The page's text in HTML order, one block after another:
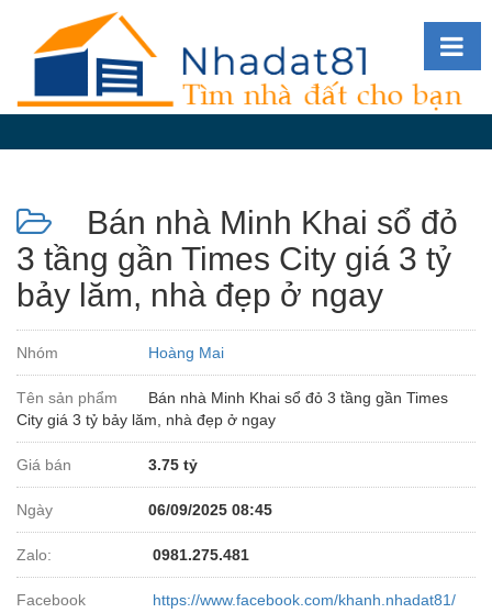
đàn
Giới
Tin
nhà
đất
videos
Tìm
kiếm
Đăng
nhập
Bán nhà Minh Khai sổ đỏ
3 tầng gần Times City giá 3 tỷ
bảy lăm, nhà đẹp ở ngay
Nhóm Hoàng Mai
Tên sản phẩm
Bán nhà Minh Khai sổ đỏ 3 tầng gần Times
City giá 3 tỷ bảy lăm, nhà đẹp ở ngay
Giá bán 3.75 tỷ
Ngày 06/09/2025 08:45
Zalo: 0981.275.481
Facebook https://www.facebook.com/khanh.nhadat81/